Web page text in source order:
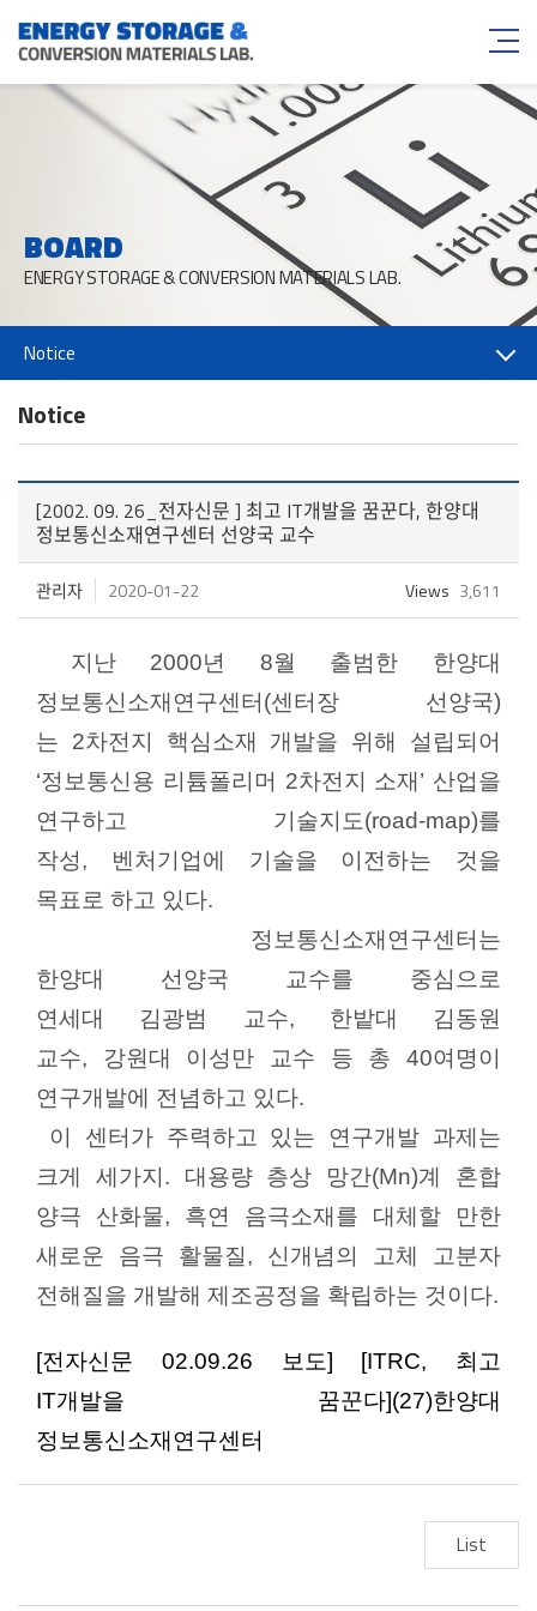
BOARD
ENERGY STORAGE & CONVERSION MATERIALS LAB.
Notice
Notice
[2002. 09. 26_전자신문 ] 최고 IT개발을 꿈꾼다, 한양대
정보통신소재연구센터 선양국 교수
관리자 2020-01-22 Views 3,611
지난 2000년 8월 출범한 한양대
정보통신소재연구센터(센터장 선양국)
는 2차전지
핵심소재 개발을 위해 설립되어
‘정보통신용 리튬폴리머 2차전지 소재’ 산업을
연구하고 기술지도(road-map)를
작성,
벤처기업에 기술을 이전하는 것을
목표로 하고 있다.
정보통신소재연구센터는
한양대 선양국 교수를 중심으로
연세대 김광범 교수, 한밭대 김동원
교수, 강원대 이성만 교수 등 총40여명이
연구개발에 전념하고 있다.
이 센터가 주력하고 있는 연구개발 과제는
크게 세가지. 대용량 층상 망간(Mn)계 혼합
양극 산화물, 흑연 음극소재를 대체할 만한
새로운 음극 활물질, 신개념의 고체 고분자
전해질을 개발해 제조공정을 확립하는 것이다.
[전자신문 02.09.26 보도] [ITRC, 최고
IT개발을 꿈꾼다](27)한양대
정보통신소재연구센터
List